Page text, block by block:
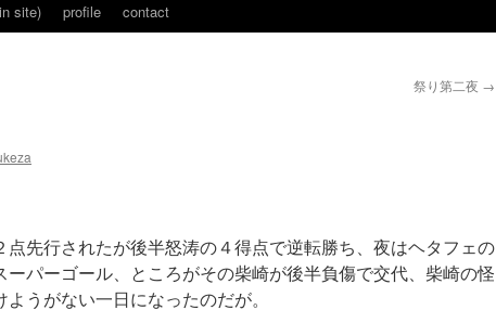
site) profile contact
祭り第二夜 →
点先行されたが後半怒涛の４得点で逆転勝ち、夜はヘタフェの
ーパーゴール、ところがその柴崎が後半負傷で交代、柴崎の怪
うがない一日になったのだが。